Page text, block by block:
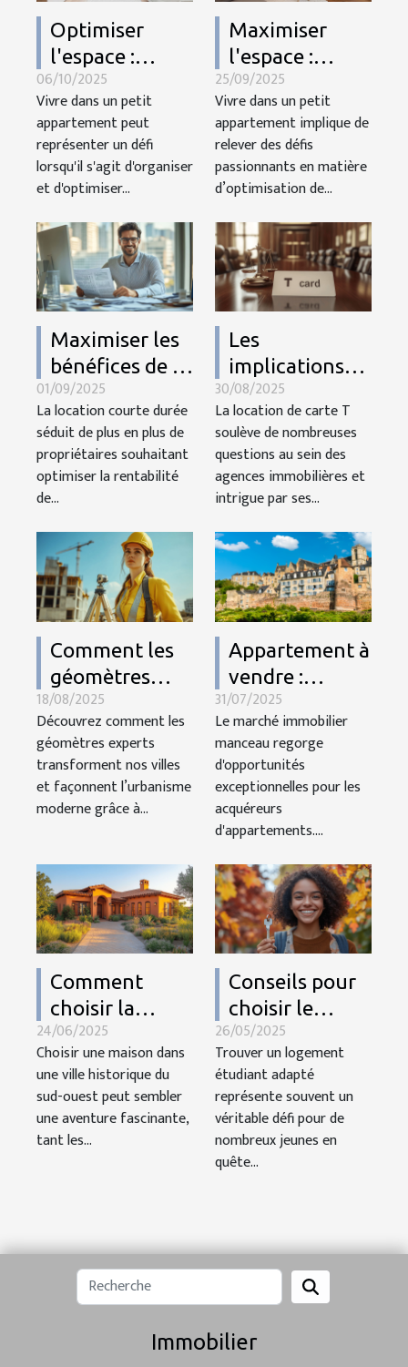
Optimiser
l'espace :
conseils pour
petits
appartements
06/10/2025
Vivre dans un petit
appartement peut
représenter un défi
lorsqu'il s'agit d'organiser
et d'optimiser...
Maximiser
l'espace :
astuces pour
petits
appartements
25/09/2025
Vivre dans un petit
appartement implique de
relever des défis
passionnants en matière
d’optimisation de...
Maximiser les
bénéfices de la
location
courte durée :
stratégies et
conseils
01/09/2025
La location courte durée
séduit de plus en plus de
propriétaires souhaitant
optimiser la rentabilité
de...
Les
implications
légales de la
location de
carte T pour
agences
immobilières
30/08/2025
La location de carte T
soulève de nombreuses
questions au sein des
agences immobilières et
intrigue par ses...
Comment les
géomètres
experts
façonnent
l'urbanisme
moderne ?
18/08/2025
Découvrez comment les
géomètres experts
transforment nos villes
et façonnent l’urbanisme
moderne grâce à...
Appartement à
vendre :
découvrez de
belles pépites
sur Le Mans !
31/07/2025
Le marché immobilier
manceau regorge
d'opportunités
exceptionnelles pour les
acquéreurs
d'appartements....
Comment
choisir la
maison idéale
dans une ville
historique du
sud-ouest
24/06/2025
Choisir une maison dans
une ville historique du
sud-ouest peut sembler
une aventure fascinante,
tant les...
Conseils pour
choisir le
logement
étudiant idéal
en fonction de
ses études
26/05/2025
Trouver un logement
étudiant adapté
représente souvent un
véritable défi pour de
nombreux jeunes en
quête...
Immobilier